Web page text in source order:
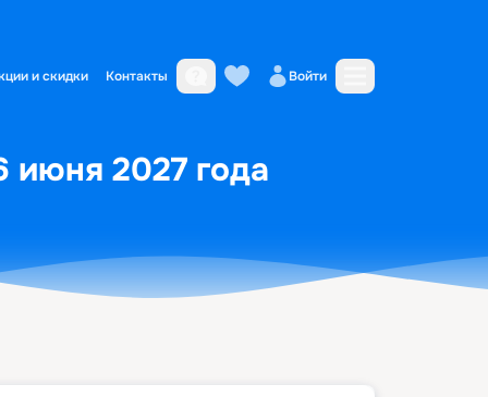
и скидки Контакты Войти
июня 2027 года